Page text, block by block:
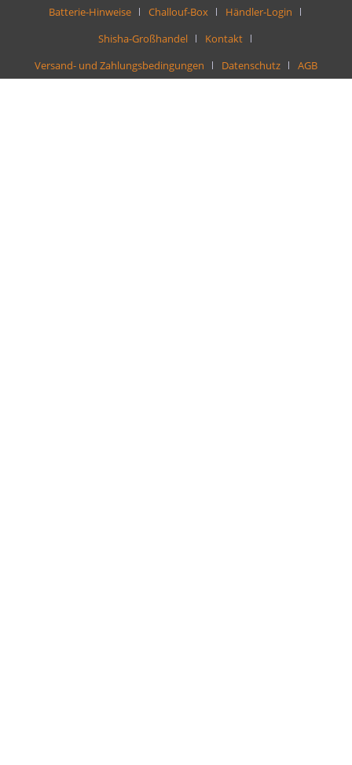
Batterie-Hinweise Challouf-Box
Händler-Login
Shisha-Großhandel
Kontakt
Versand- und Zahlungsbedingungen
Datenschutz AGB